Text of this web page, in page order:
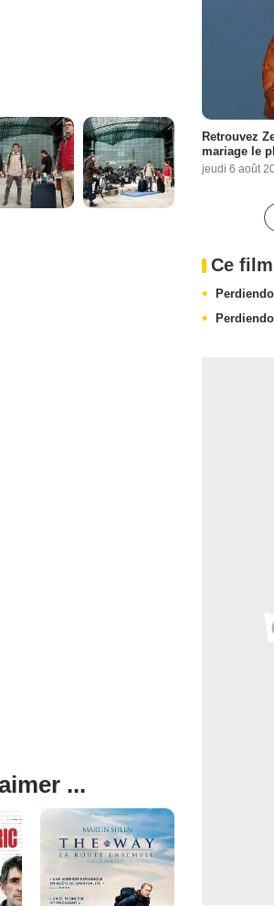
...
Retrouvez
mariage le
jeudi 6 août
Ce